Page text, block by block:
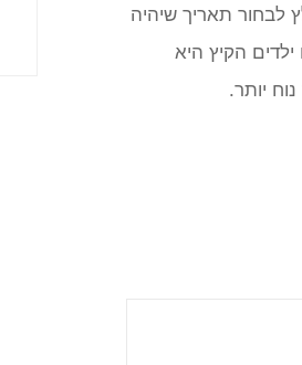
לבחור תאריך שיהיה
הקיץ היא
יותר.